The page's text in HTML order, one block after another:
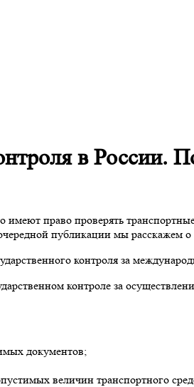
в России.
право проверять
публикации мы расскажем
контроля за
контроле за
документов;
величин транспортного